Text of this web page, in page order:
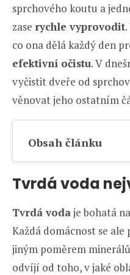
sprchového koutu a
zase rychle vyprovodit
co ona dělá každý den
efektivní očistu. V
vyčistit dveře od
věnovat jeho ostatním
Obsah článku
Tvrdá voda
Tvrdá vodaje bohatá
Každá domácnost se
jiným poměrem
odvíjí od toho, v jaké